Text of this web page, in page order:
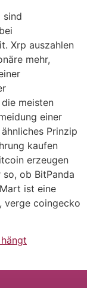
sind
Xrp auszahlen
mehr,
meisten
einer
Prinzip
kaufen
erzeugen
ob BitPanda
ist eine
verge coingecko